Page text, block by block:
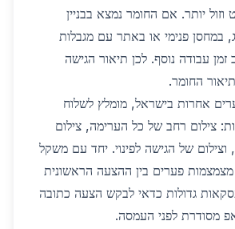
וזול יותר. אם החומר נמצא בבניין
במחסן פנימי או באתר עם מגבלות
זמן עבודה נוסף. לכן תיאור הגישה
החומר.
אחרות בישראל, מומלץ לשלוח
צילום רחב של כל הערימה, צילום
של הגישה לפינוי. יחד עם משקל
פערים בין ההצעה הראשונית
גדולות כדאי לבקש הצעה כתובה
מסודרת לפני העמסה.